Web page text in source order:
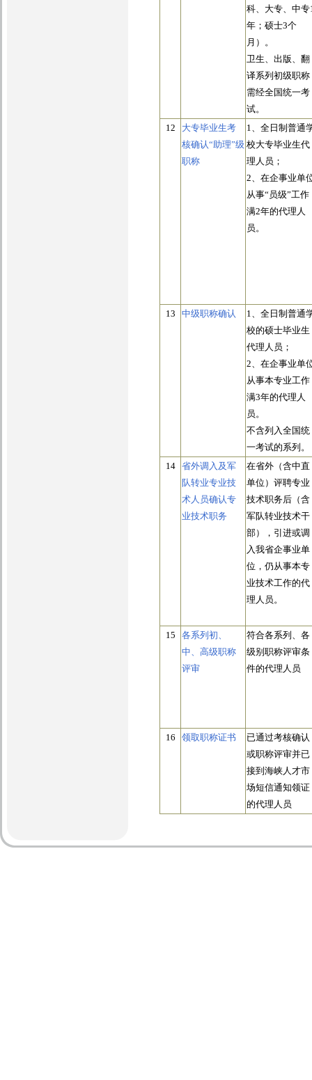
科、大专、中专
年；硕士3个
月）。
卫生、出版、翻
译系列初级职称
需经全国统一考
试。
12
大专毕业生考
核确认“助理”级
职称
1、全日制普通
校大专毕业生代
理人员；
2、在企事业单
从事“员级”工作
满2年的代理人
员。
13 中级职称确认
1、全日制普通
校的硕士毕业生
代理人员；
2、在企事业单
从事本专业工作
满3年的代理人
员。
不含列入全国统
一考试的系列。
14
省外调入及军
队转业专业技
术人员确认专
业技术职务
在省外（含中直
单位）评聘专业
技术职务后（含
军队转业技术干
部），引进或调
入我省企事业单
位，仍从事本专
业技术工作的代
理人员。
15
各系列初、
中、高级职称
评审
符合各系列、各
级别职称评审条
件的代理人员
16 领取职称证书
已通过考核确认
或职称评审并已
接到海峡人才市
场短信通知领证
的代理人员